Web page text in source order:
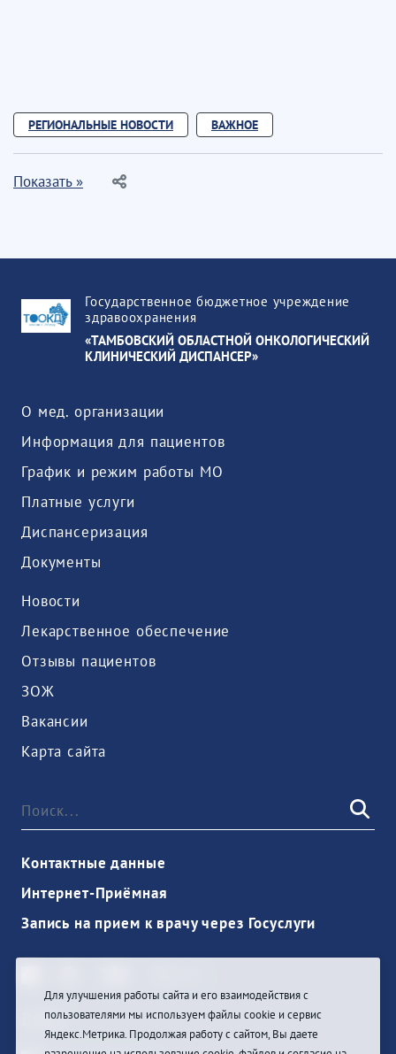
РЕГИОНАЛЬНЫЕ НОВОСТИ ВАЖНОЕ
Показать »
Государственное бюджетное учреждение
здравоохранения
«ТАМБОВСКИЙ ОБЛАСТНОЙ ОНКОЛОГИЧЕСКИЙ
КЛИНИЧЕСКИЙ ДИСПАНСЕР»
О мед. организации
Информация для пациентов
График и режим работы МО
Платные услуги
Диспансеризация
Документы
Новости
Лекарственное обеспечение
Отзывы пациентов
ЗОЖ
Вакансии
Карта сайта
Контактные данные
Интернет-Приёмная
Запись на прием к врачу через Госуслуги
Войти
Для улучшения работы сайта и его взаимодействия с
пользователями мы используем файлы cookie и сервис
Яндекс.Метрика. Продолжая работу с сайтом, Вы даете